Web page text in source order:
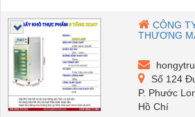
CÔNG
THƯƠNG
Số 124
P. Phước
Hồ Chí